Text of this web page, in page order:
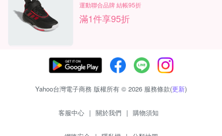
運動聯合品牌 結帳95折
滿1件享95折
Yahoo台灣電子商務 版權所有 © 2026 服務條款(更新)
客服中心 | 關於我們 | 購物須知